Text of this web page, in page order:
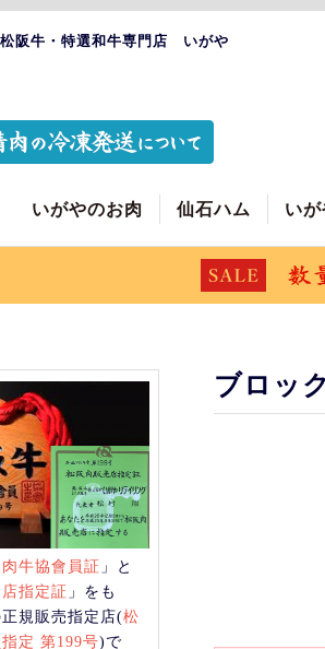
阪牛・特選和牛専門店 いがや
いがやのお肉 仙石ハム い
ブロック
牛協會員証 」と
指定証 」をも
規販売指定店(松
定 第199号)で